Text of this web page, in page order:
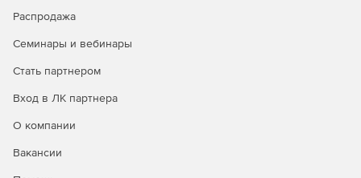
Распродажа
Семинары и вебинары
Стать партнером
Вход в ЛК партнера
О компании
Вакансии